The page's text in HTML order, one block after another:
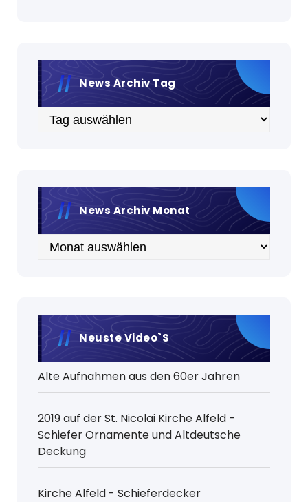
News Archiv Tag
Archiv
News Archiv Monat
Archiv
Neuste Video`s
Alte Aufnahmen aus den 60er Jahren
2019 auf der St. Nicolai Kirche Alfeld -
Schiefer Ornamente und Altdeutsche
Deckung
Kirche Alfeld - Schieferdecker